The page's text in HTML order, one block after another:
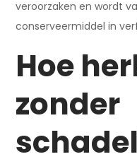
veroorzaken en wordt
conserveermiddel in
Hoe
zonder